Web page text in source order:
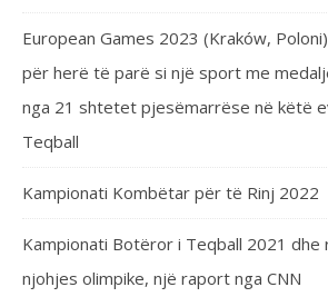
European Games 2023 (Kraków,
për herë të parë si një sport me
nga 21 shtetet pjesëmarrëse në këtë
Teqball
Kampionati Kombëtar për të Rinj 2022
Kampionati Botëror i Teqball 2021
njohjes olimpike, një raport nga CNN